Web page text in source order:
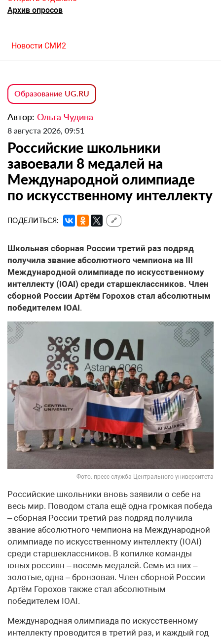
Архив опросов
Новости СМИ2
Образование UG.RU
Автор: Ольга Чудина
8 августа 2026, 09:51
Российские школьники
завоевали 8 медалей на
Международной олимпиаде
по искусственному интеллекту
ПОДЕЛИТЬСЯ: 🔗
Школьная сборная России третий раз подряд
получила звание абсолютного чемпиона на III
Международной олимпиаде по искусственному
интеллекту (IOAI) среди старшеклассников. Член
сборной России Артём Горохов стал абсолютным
победителем IOAI.
Фото: пресс-служба Центрального университета
Российские школьники вновь заявили о себе на
весь мир. Поводом стала ещё одна громкая победа
– сборная России третий раз подряд получила
звание абсолютного чемпиона на Международной
олимпиаде по искусственному интеллекту (IOAI)
среди старшеклассников. В копилке команды
юных россиян – восемь медалей. Семь из них –
золотые, одна – бронзовая. Член сборной России
Артём Горохов также стал абсолютным
победителем IOAI.
Международная олимпиада по искусственному
интеллекту проводится в третий раз, и каждый год